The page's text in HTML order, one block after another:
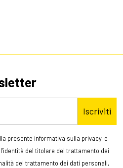
Iscriviti
presente informativa sulla privacy, e
del titolare del trattamento dei
del trattamento dei dati personali,